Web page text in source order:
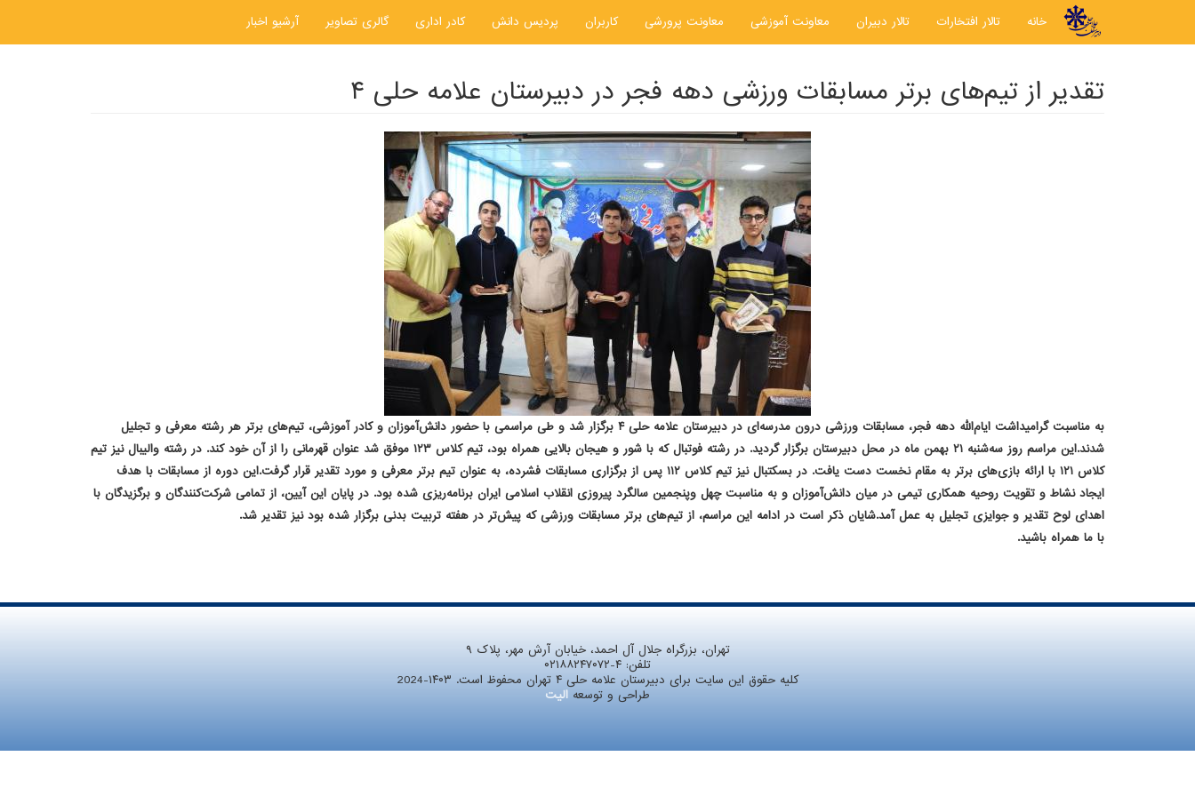
خانه
تالار افتخارات تالار دبیران معاونت آموزشی معاونت پرورشی کاربران پردیس دانش کادر اداری گالری تصاویر آرشیو اخبار
تقدیر از تیم‌های برتر مسابقات ورزشی دهه فجر در دبیرستان علامه حلی ۴
به مناسبت گرامیداشت ایام‌الله دهه فجر، مسابقات ورزشی درون مدرسه‌ای در دبیرستان علامه حلی ۴ برگزار شد و طی مراسمی با حضور دانش‌آموزان و کادر آموزشی، تیم‌های برتر هر رشته معرفی و تجلیل
شدند.این مراسم روز سه‌شنبه ۲۱ بهمن ماه در محل دبیرستان برگزار گردید. در رشته فوتبال که با شور و هیجان بالایی همراه بود، تیم کلاس ۱۲۳ موفق شد عنوان قهرمانی را از آن خود کند. در رشته والیبال نیز تیم
کلاس ۱۲۱ با ارائه بازی‌های برتر به مقام نخست دست یافت. در بسکتبال نیز تیم کلاس ۱۱۲ پس از برگزاری مسابقات فشرده، به عنوان تیم برتر معرفی و مورد تقدیر قرار گرفت.این دوره از مسابقات با هدف
ایجاد نشاط و تقویت روحیه همکاری تیمی در میان دانش‌آموزان و به مناسبت چهل وپنجمین سالگرد پیروزی انقلاب اسلامی ایران برنامه‌ریزی شده بود. در پایان این آیین، از تمامی شرکت‌کنندگان و برگزیدگان با
اهدای لوح تقدیر و جوایزی تجلیل به عمل آمد.شایان ذکر است در ادامه این مراسم، از تیم‌های برتر مسابقات ورزشی که پیش‌تر در هفته تربیت بدنی برگزار شده بود نیز تقدیر شد.
با ما همراه باشید.
تهران، بزرگراه جلال آل احمد، خیابان آرش مهر، پلاک ۹
تلفن: ۰۲۱۸۸۲۴۷۰۷۲-۴
کلیه حقوق این سایت برای دبیرستان علامه حلی ۴ تهران محفوظ است. ۱۴۰۳-2024
طراحی و توسعه الیت